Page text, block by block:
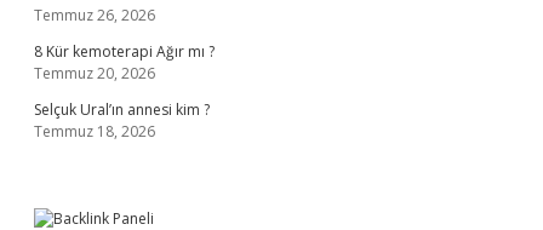
Temmuz 26, 2026
8 Kür kemoterapi Ağır mı ?
Temmuz 20, 2026
Selçuk Ural’ın annesi kim ?
Temmuz 18, 2026